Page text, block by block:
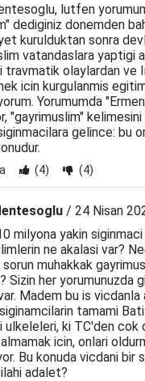
lutfen
dediginiz donemden
kurulduktan sonra
vatandaslara yaptigi
travmatik olaylardan ve
icin kurgulanmis
Yorumumda
"gayrimuslim" kelimesini
gelince: bu
(4) (4)
/ 24 Nisan
milyona yakin
ne akalasi var?
muhakkak
Sizin her yorumunuzda
Madem bu is vicdanla
tamami
ulkeleleri, ki TC'den cok
icin, onlari
Bu konuda vicdani bir
adalet?